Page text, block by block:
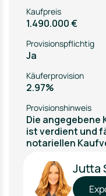
Kaufpreis
1.490.000 €
Provisionspflichtig
Ja
Käuferprovision
2.97%
Provisionshinweis
Die angegebene
ist verdient und
notariellen
Jutta